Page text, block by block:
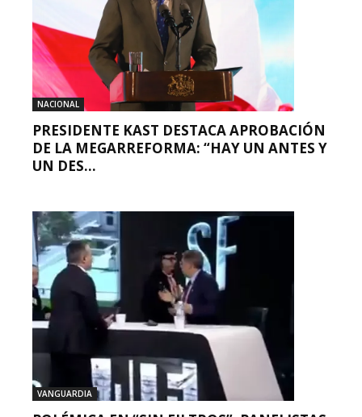
NACIONAL
PRESIDENTE KAST DESTACA APROBACIÓN
DE LA MEGARREFORMA: “HAY UN ANTES Y
UN DES...
VANGUARDIA